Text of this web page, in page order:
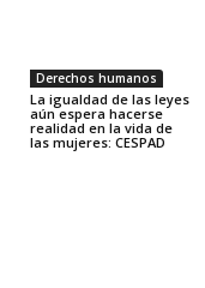
Derechos humanos
La igualdad de las leyes
aún espera hacerse
realidad en la vida de
las mujeres: CESPAD